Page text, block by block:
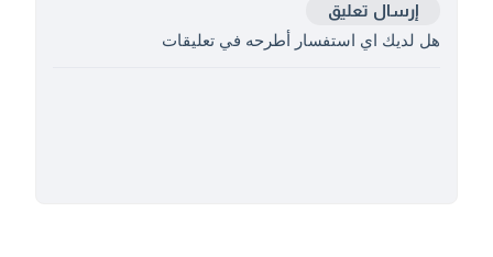
إرسال تعليق
هل لديك اي استفسار أطرحه في تعليقات